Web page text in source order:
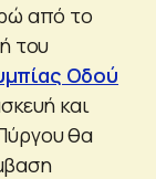
από το
του
Οδού
και
θα